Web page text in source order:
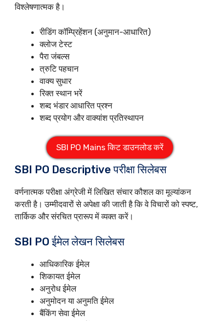
विश्लेषणात्मक है।
रीडिंग कॉम्प्रिहेंशन (अनुमान-आधारित)
क्लोज टेस्ट
पैरा जंबल्स
त्रुटि पहचान
वाक्य सुधार
रिक्त स्थान भरें
शब्द भंडार आधारित प्रश्न
शब्द प्रयोग और वाक्यांश प्रतिस्थापन
SBI PO Mains किट डाउनलोड करें
SBI PO Descriptive परीक्षा सिलेबस
वर्णनात्मक परीक्षा अंग्रेजी में लिखित संचार कौशल का मूल्यांकन
करती है। उम्मीदवारों से अपेक्षा की जाती है कि वे विचारों को स्पष्ट,
तार्किक और संरचित प्रारूप में व्यक्त करें।
SBI PO ईमेल लेखन सिलेबस
आधिकारिक ईमेल
शिकायत ईमेल
अनुरोध ईमेल
अनुमोदन या अनुमति ईमेल
बैंकिंग सेवा ईमेल